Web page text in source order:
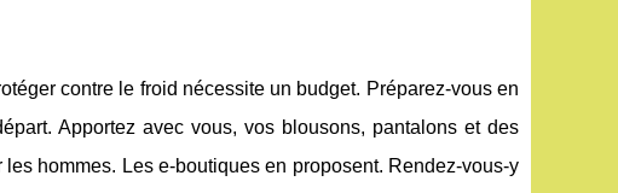
contre le froid nécessite un budget. Préparez-vous en
Apportez avec vous, vos blousons, pantalons et des
hommes. Les e-boutiques en proposent. Rendez-vous-y